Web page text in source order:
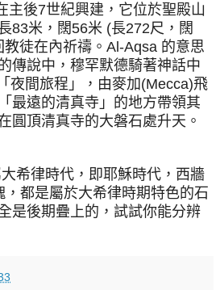
主後7世紀興建，它位於聖殿山
83米，闊56米 (長272尺，闊
徒在內祈禱。Al-Aqsa 的意思
傳說中，穆罕默德騎著神話中
夜間旅程」，由麥加(Mecca)飛
最遠的清真寺」的地方帶領其
圓頂清真寺的大磐石處升天。
大希律時代，即耶穌時代，西牆
都是屬於大希律時期特色的石
是後期疊上的，試試你能分辨